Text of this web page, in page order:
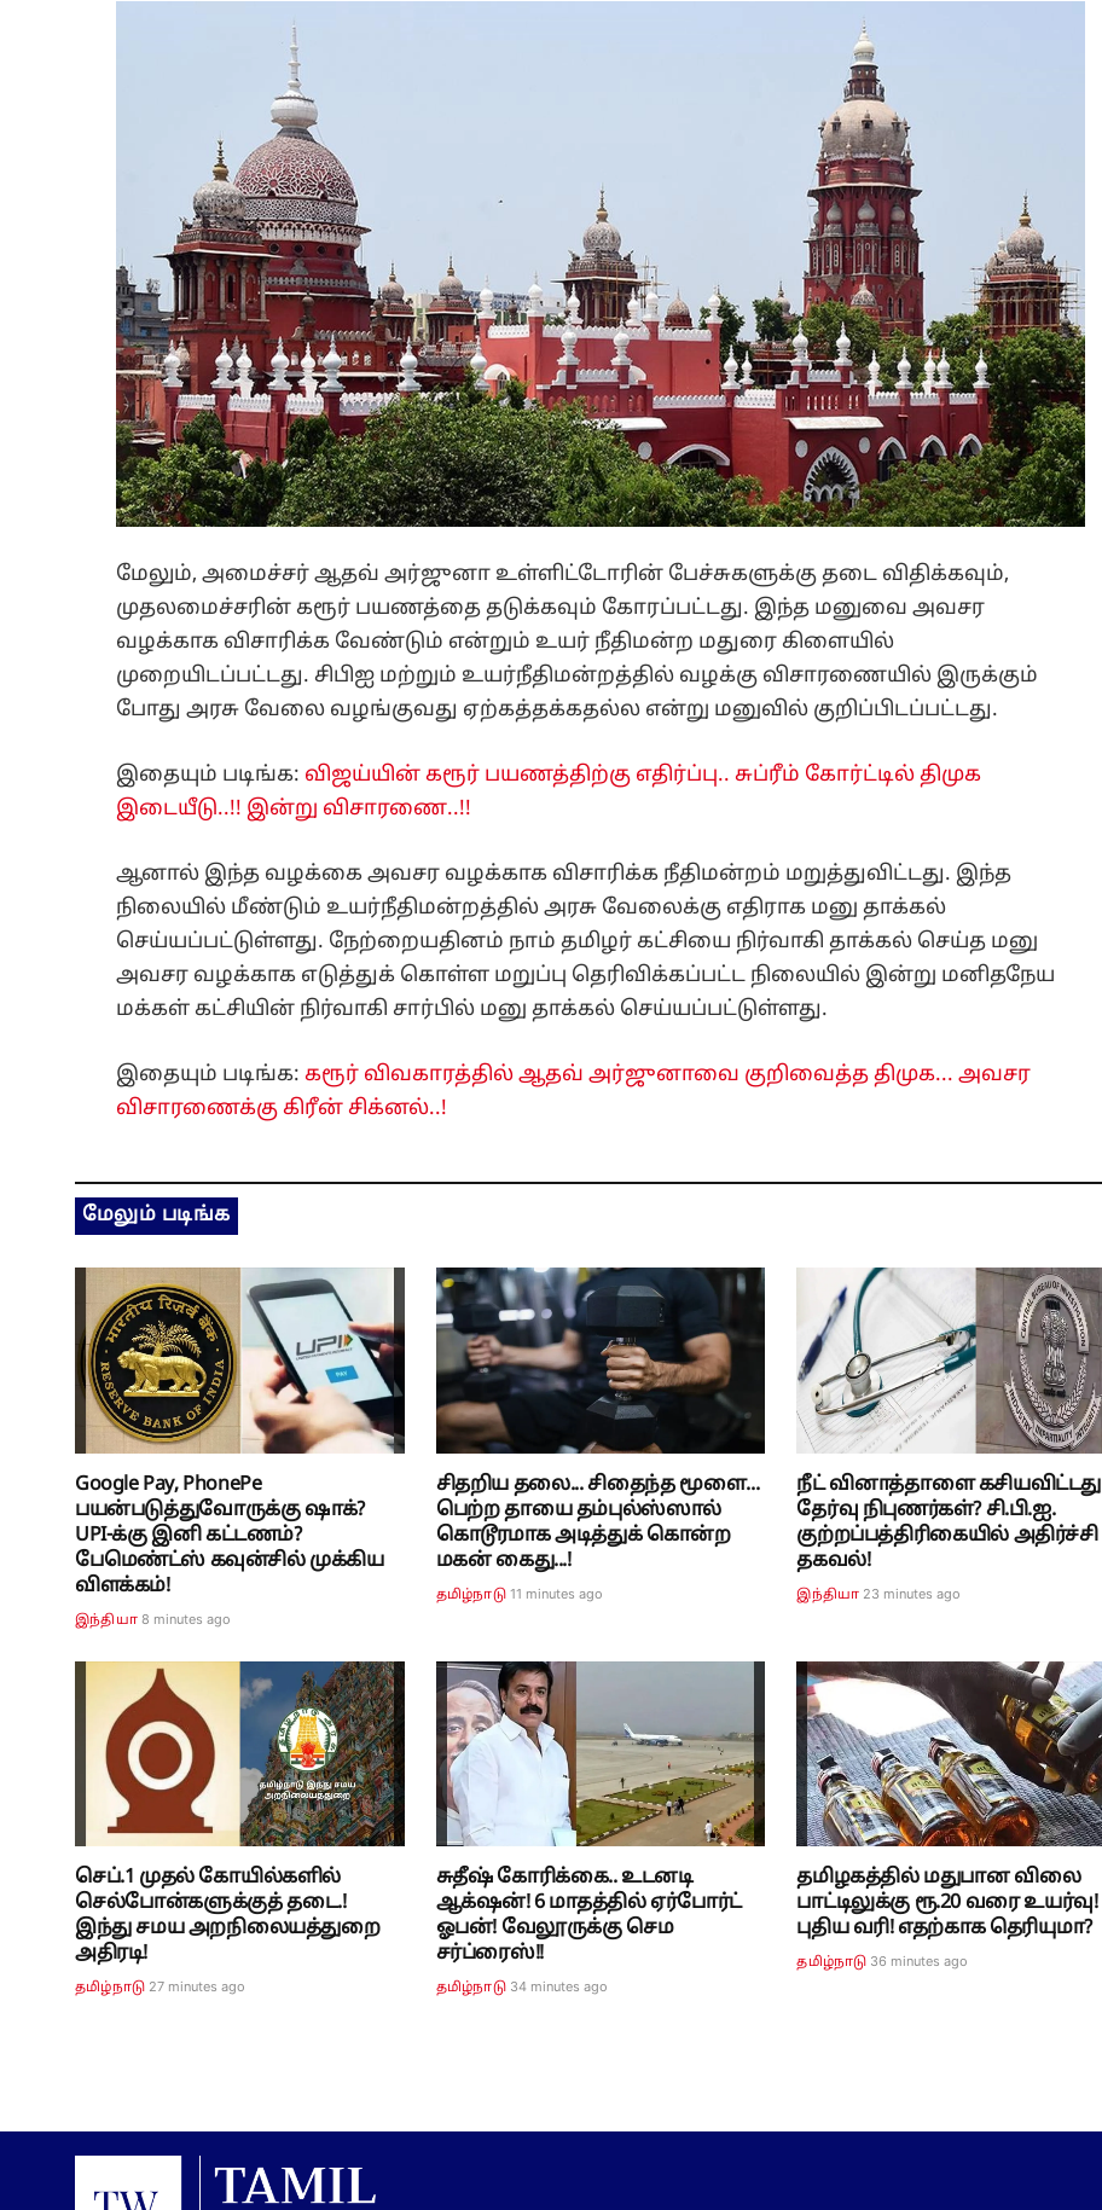
மேலும், அமைச்சர் ஆதவ் அர்ஜுனா உள்ளிட்டோரின் பேச்சுகளுக்கு தடை விதிக்கவும்,
முதலமைச்சரின் கரூர் பயணத்தை தடுக்கவும் கோரப்பட்டது. இந்த மனுவை அவசர
வழக்காக விசாரிக்க வேண்டும் என்றும் உயர் நீதிமன்ற மதுரை கிளையில்
முறையிடப்பட்டது. சிபிஐ மற்றும் உயர்நீதிமன்றத்தில் வழக்கு விசாரணையில் இருக்கும்
போது அரசு வேலை வழங்குவது ஏற்கத்தக்கதல்ல என்று மனுவில் குறிப்பிடப்பட்டது.
இதையும் படிங்க: விஜய்யின் கரூர் பயணத்திற்கு எதிர்ப்பு.. சுப்ரீம் கோர்ட்டில் திமுக
இடையீடு..!! இன்று விசாரணை..!!
ஆனால் இந்த வழக்கை அவசர வழக்காக விசாரிக்க நீதிமன்றம் மறுத்துவிட்டது. இந்த
நிலையில் மீண்டும் உயர்நீதிமன்றத்தில் அரசு வேலைக்கு எதிராக மனு தாக்கல்
செய்யப்பட்டுள்ளது. நேற்றையதினம் நாம் தமிழர் கட்சியை நிர்வாகி தாக்கல் செய்த மனு
அவசர வழக்காக எடுத்துக் கொள்ள மறுப்பு தெரிவிக்கப்பட்ட நிலையில் இன்று மனிதநேய
மக்கள் கட்சியின் நிர்வாகி சார்பில் மனு தாக்கல் செய்யப்பட்டுள்ளது.
இதையும் படிங்க:கரூர் விவகாரத்தில் ஆதவ் அர்ஜுனாவை குறிவைத்த திமுக... அவசர
விசாரணைக்கு கிரீன் சிக்னல்..!
மேலும் படிங்க
Google Pay, PhonePe
பயன்படுத்துவோருக்கு ஷாக்?
UPI-க்கு இனி கட்டணம்?
பேமெண்ட்ஸ் கவுன்சில் முக்கிய
விளக்கம்!
இந்தியா 9 minutes ago
சிதறிய தலை... சிதைந்த மூளை...
பெற்ற தாயை தம்புல்ஸ்ஸால்
கொடூரமாக அடித்துக் கொன்ற
மகன் கைது...!
தமிழ்நாடு 11 minutes ago
நீட் வினாத்தாளை கசியவிட்டது
தேர்வு நிபுணர்கள்? சி.பி.ஐ.
குற்றப்பத்திரிகையில் அதிர்ச்சி
தகவல்!
இந்தியா 23 minutes ago
செப்.1 முதல் கோயில்களில்
செல்போன்களுக்குத் தடை.!
இந்து சமய அறநிலையத்துறை
அதிரடி!
தமிழ்நாடு 27 minutes ago
சுதீஷ் கோரிக்கை.. உடனடி
ஆக்‌ஷன்! 6 மாதத்தில் ஏர்போர்ட்
ஓபன்! வேலூருக்கு செம
சர்ப்ரைஸ்!!
தமிழ்நாடு 34 minutes ago
தமிழகத்தில் மதுபான விலை
பாட்டிலுக்கு ரூ.20 வரை உயர்வு!
புதிய வரி! எதற்காக தெரியுமா?
தமிழ்நாடு 36 minutes ago